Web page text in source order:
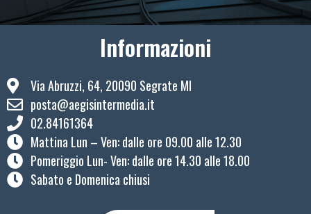
Informazioni
Via Abruzzi, 64, 20090 Segrate MI
posta@aegisintermedia.it
02.84161364
Mattina Lun – Ven: ​dalle ore 09.00 alle 12.30
Pomeriggio Lun- Ven: dalle ore 14.30 alle 18.00
Sabato e Domenica chiusi